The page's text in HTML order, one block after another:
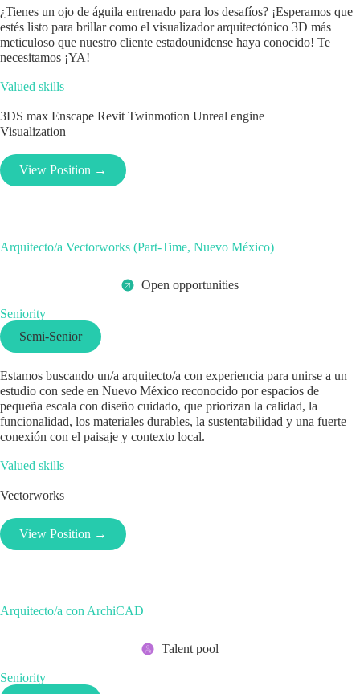
¿Tienes un ojo de águila entrenado para los desafíos? ¡Esperamos que
estés listo para brillar como el visualizador arquitectónico 3D más
meticuloso que nuestro cliente estadounidense haya conocido! Te
necesitamos ¡YA!
Valued skills
3DS max Enscape Revit Twinmotion Unreal engine
Visualization
View Position →
Arquitecto/a Vectorworks (Part-Time, Nuevo México)
Open opportunities
Seniority
Semi-Senior
Estamos buscando un/a arquitecto/a con experiencia para unirse a un
estudio con sede en Nuevo México reconocido por espacios de
pequeña escala con diseño cuidado, que priorizan la calidad, la
funcionalidad, los materiales durables, la sustentabilidad y una fuerte
conexión con el paisaje y contexto local.
Valued skills
Vectorworks
View Position →
Arquitecto/a con ArchiCAD
Talent pool
Seniority